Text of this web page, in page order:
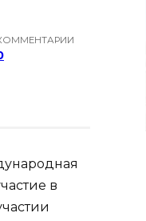
в